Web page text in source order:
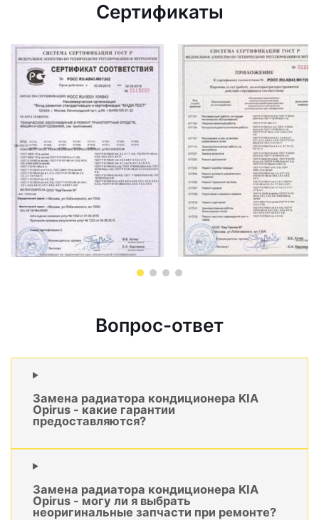
Сертификаты
Вопрос-ответ
Замена радиатора кондиционера KIA
Opirus - какие гарантии
предоставляются?
Замена радиатора кондиционера KIA
Opirus - могу ли я выбрать
неоригинальные запчасти при ремонте?